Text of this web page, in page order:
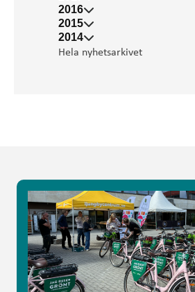
2016
2015
2014
Hela nyhetsarkivet